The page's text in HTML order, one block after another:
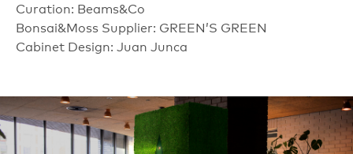
Curation: Beams&Co
Bonsai&Moss Supplier: GREEN’S GREEN
Cabinet Design: Juan Junca